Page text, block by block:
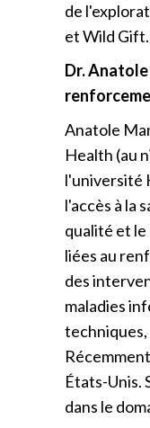
de
et Wild Gift.
Dr.
Anatole
Health (au
l'université
l'accès à la
qualité et
liées au
des
maladies
techniques,
États-Unis.
dans le